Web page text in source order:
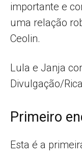
importante e
uma relação
Ceolin.
Lula e Janja
Divulgação/
Primeiro
Esta é a